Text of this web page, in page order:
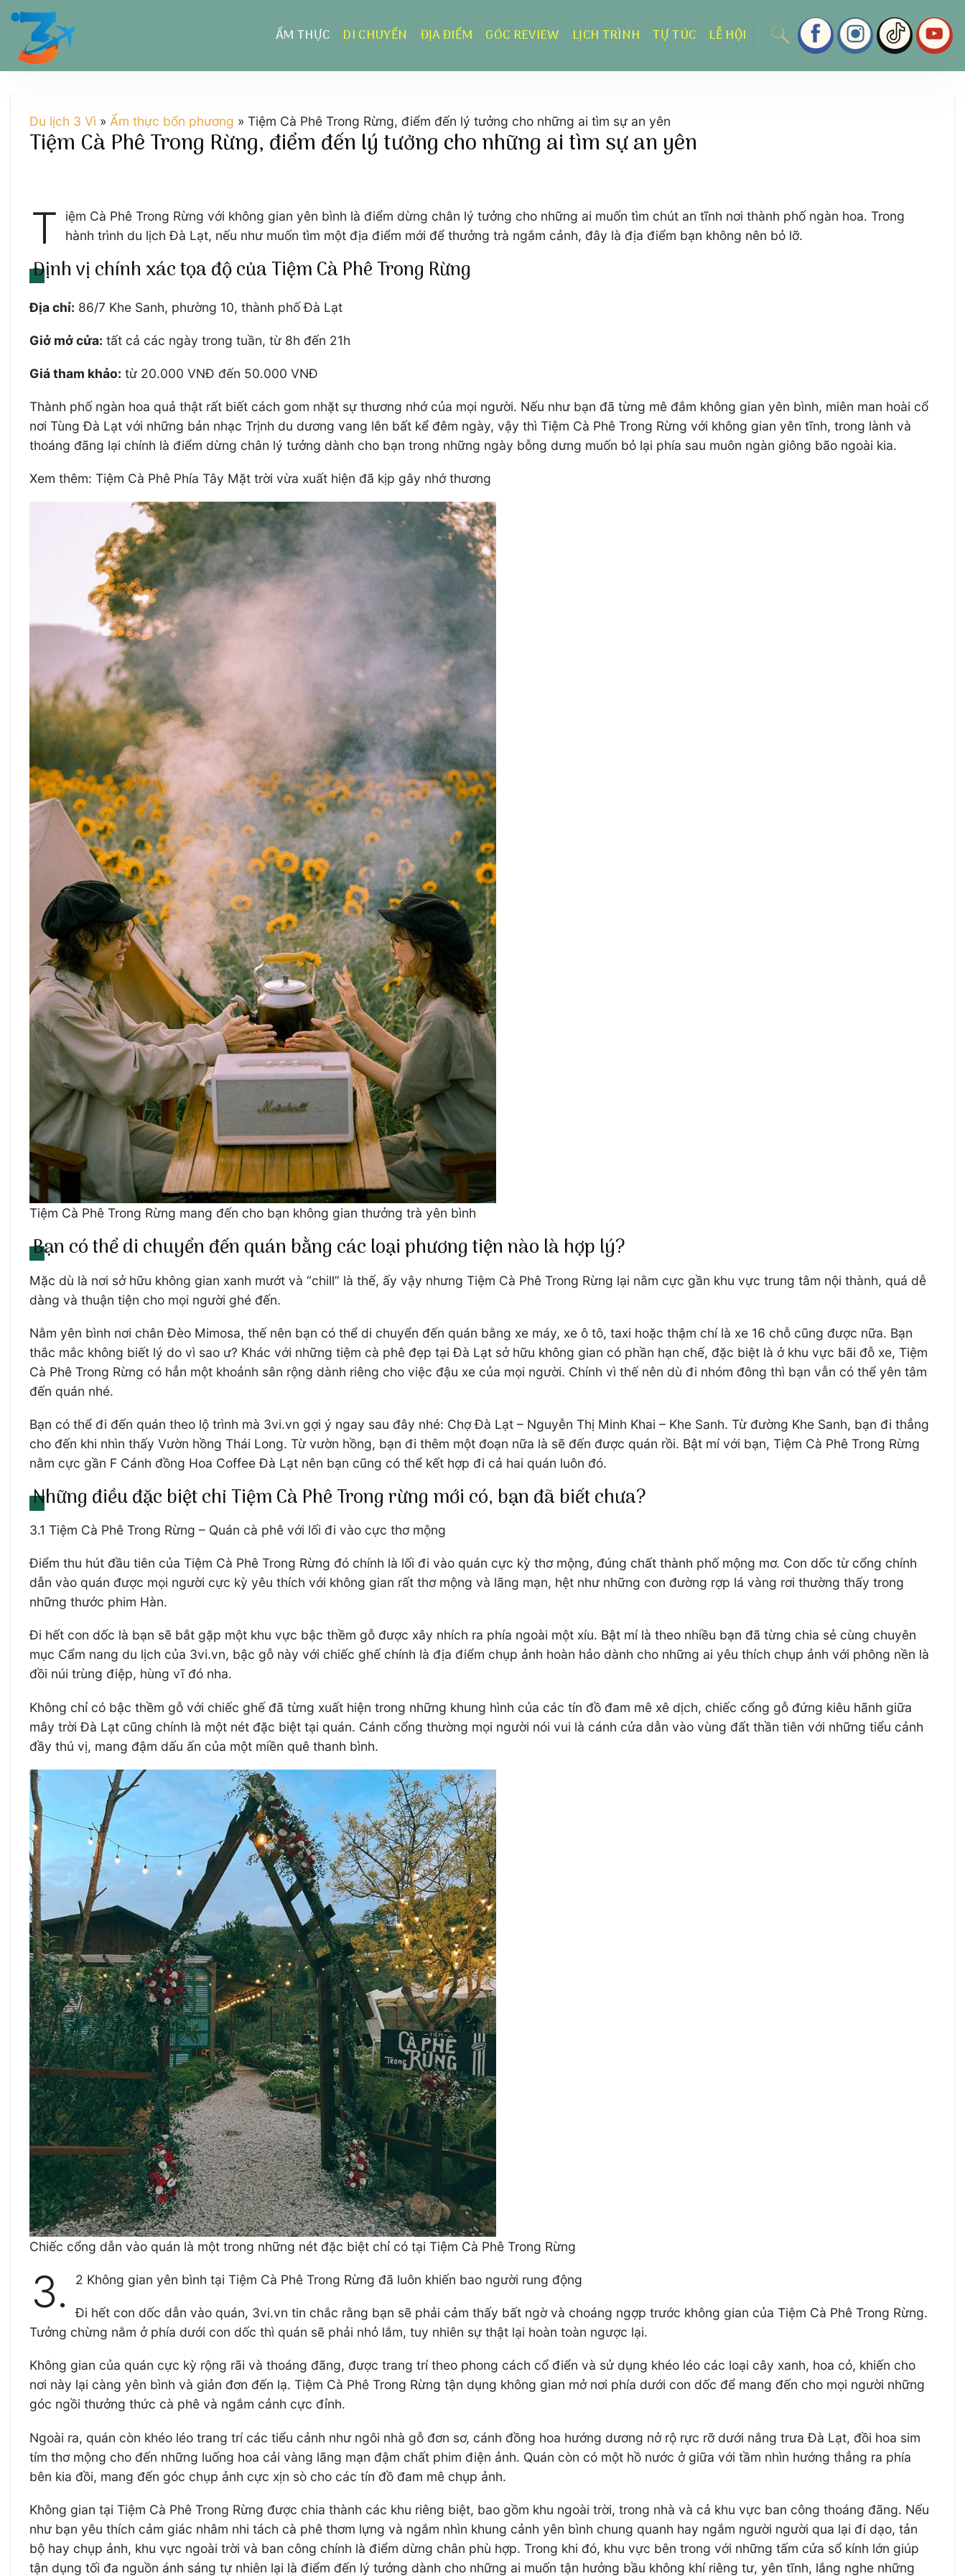
Chuyển
dung
ẨM THỰC DI CHUYỂN ĐỊA ĐIỂM GÓC REVIEW LỊCH TRÌNH TỰ TÚC LỄ HỘI
Du lịch 3 Vì » Ẩm thực bốn phương »Tiệm Cà Phê Trong Rừng, điểm đến lý tưởng cho những ai tìm sự an yên
Tiệm Cà Phê Trong Rừng, điểm đến lý tưởng cho những ai tìm sự an yên
T
iệm Cà Phê Trong Rừng với không gian yên bình là điểm dừng chân lý tưởng cho những ai muốn tìm chút an tĩnh nơi thành phố ngàn hoa. Trong
hành trình du lịch Đà Lạt, nếu như muốn tìm một địa điểm mới để thưởng trà ngắm cảnh, đây là địa điểm bạn không nên bỏ lỡ.
Định vị chính xác tọa độ của Tiệm Cà Phê Trong Rừng
Địa chỉ: 86/7 Khe Sanh, phường 10, thành phố Đà Lạt
Giở mở cửa: tất cả các ngày trong tuần, từ 8h đến 21h
Giá tham khảo: từ 20.000 VNĐ đến 50.000 VNĐ
Thành phố ngàn hoa quả thật rất biết cách gom nhặt sự thương nhớ của mọi người. Nếu như bạn đã từng mê đắm không gian yên bình, miên man hoài cổ
nơi Tùng Đà Lạt với những bản nhạc Trịnh du dương vang lên bất kể đêm ngày, vậy thì Tiệm Cà Phê Trong Rừng với không gian yên tĩnh, trong lành và
thoáng đãng lại chính là điểm dừng chân lý tưởng dành cho bạn trong những ngày bỗng dưng muốn bỏ lại phía sau muôn ngàn giông bão ngoài kia.
Xem thêm: Tiệm Cà Phê Phía Tây Mặt trời vừa xuất hiện đã kịp gây nhớ thương
Tiệm Cà Phê Trong Rừng mang đến cho bạn không gian thưởng trà yên bình
Bạn có thể di chuyển đến quán bằng các loại phương tiện nào là hợp lý?
Mặc dù là nơi sở hữu không gian xanh mướt và “chill” là thế, ấy vậy nhưng Tiệm Cà Phê Trong Rừng lại nằm cực gần khu vực trung tâm nội thành, quá dễ
dàng và thuận tiện cho mọi người ghé đến.
Nằm yên bình nơi chân Đèo Mimosa, thế nên bạn có thể di chuyển đến quán bằng xe máy, xe ô tô, taxi hoặc thậm chí là xe 16 chỗ cũng được nữa. Bạn
thắc mắc không biết lý do vì sao ư? Khác với những tiệm cà phê đẹp tại Đà Lạt sở hữu không gian có phần hạn chế, đặc biệt là ở khu vực bãi đỗ xe, Tiệm
Cà Phê Trong Rừng có hẳn một khoảnh sân rộng dành riêng cho việc đậu xe của mọi người. Chính vì thế nên dù đi nhóm đông thì bạn vẫn có thể yên tâm
đến quán nhé.
Bạn có thể đi đến quán theo lộ trình mà 3vi.vn gợi ý ngay sau đây nhé: Chợ Đà Lạt – Nguyễn Thị Minh Khai – Khe Sanh. Từ đường Khe Sanh, bạn đi thẳng
cho đến khi nhìn thấy Vườn hồng Thái Long. Từ vườn hồng, bạn đi thêm một đoạn nữa là sẽ đến được quán rồi. Bật mí với bạn, Tiệm Cà Phê Trong Rừng
nằm cực gần F Cánh đồng Hoa Coffee Đà Lạt nên bạn cũng có thể kết hợp đi cả hai quán luôn đó.
Những điều đặc biệt chỉ Tiệm Cà Phê Trong rừng mới có, bạn đã biết chưa?
3.1 Tiệm Cà Phê Trong Rừng – Quán cà phê với lối đi vào cực thơ mộng
Điểm thu hút đầu tiên của Tiệm Cà Phê Trong Rừng đó chính là lối đi vào quán cực kỳ thơ mộng, đúng chất thành phố mộng mơ. Con dốc từ cổng chính
dẫn vào quán được mọi người cực kỳ yêu thích với không gian rất thơ mộng và lãng mạn, hệt như những con đường rợp lá vàng rơi thường thấy trong
những thước phim Hàn.
Đi hết con dốc là bạn sẽ bắt gặp một khu vực bậc thềm gỗ được xây nhích ra phía ngoài một xíu. Bật mí là theo nhiều bạn đã từng chia sẻ cùng chuyên
mục Cẩm nang du lịch của 3vi.vn, bậc gỗ này với chiếc ghế chính là địa điểm chụp ảnh hoàn hảo dành cho những ai yêu thích chụp ảnh với phông nền là
đồi núi trùng điệp, hùng vĩ đó nha.
Không chỉ có bậc thềm gỗ với chiếc ghế đã từng xuất hiện trong những khung hình của các tín đồ đam mê xê dịch, chiếc cổng gỗ đứng kiêu hãnh giữa
mây trời Đà Lạt cũng chính là một nét đặc biệt tại quán. Cánh cổng thường mọi người nói vui là cánh cửa dẫn vào vùng đất thần tiên với những tiểu cảnh
đầy thú vị, mang đậm dấu ấn của một miền quê thanh bình.
Chiếc cổng dẫn vào quán là một trong những nét đặc biệt chỉ có tại Tiệm Cà Phê Trong Rừng
3. 2 Không gian yên bình tại Tiệm Cà Phê Trong Rừng đã luôn khiến bao người rung động
Đi hết con dốc dẫn vào quán, 3vi.vn tin chắc rằng bạn sẽ phải cảm thấy bất ngờ và choáng ngợp trước không gian của Tiệm Cà Phê Trong Rừng.
Tưởng chừng nằm ở phía dưới con dốc thì quán sẽ phải nhỏ lắm, tuy nhiên sự thật lại hoàn toàn ngược lại.
Không gian của quán cực kỳ rộng rãi và thoáng đãng, được trang trí theo phong cách cổ điển và sử dụng khéo léo các loại cây xanh, hoa cỏ, khiến cho
nơi này lại càng yên bình và giản đơn đến lạ. Tiệm Cà Phê Trong Rừng tận dụng không gian mở nơi phía dưới con dốc để mang đến cho mọi người những
góc ngồi thưởng thức cà phê và ngắm cảnh cực đỉnh.
Ngoài ra, quán còn khéo léo trang trí các tiểu cảnh như ngôi nhà gỗ đơn sơ, cánh đồng hoa hướng dương nở rộ rực rỡ dưới nắng trưa Đà Lạt, đồi hoa sim
tím thơ mộng cho đến những luống hoa cải vàng lãng mạn đậm chất phim điện ảnh. Quán còn có một hồ nước ở giữa với tầm nhìn hướng thẳng ra phía
bên kia đồi, mang đến góc chụp ảnh cực xịn sò cho các tín đồ đam mê chụp ảnh.
Không gian tại Tiệm Cà Phê Trong Rừng được chia thành các khu riêng biệt, bao gồm khu ngoài trời, trong nhà và cả khu vực ban công thoáng đãng. Nếu
như bạn yêu thích cảm giác nhâm nhi tách cà phê thơm lựng và ngắm nhìn khung cảnh yên bình chung quanh hay ngắm người người qua lại đi dạo, tản
bộ hay chụp ảnh, khu vực ngoài trời và ban công chính là điểm dừng chân phù hợp. Trong khi đó, khu vực bên trong với những tấm cửa sổ kính lớn giúp
tận dụng tối đa nguồn ánh sáng tự nhiên lại là điểm đến lý tưởng dành cho những ai muốn tận hưởng bầu không khí riêng tư, yên tĩnh, lắng nghe những